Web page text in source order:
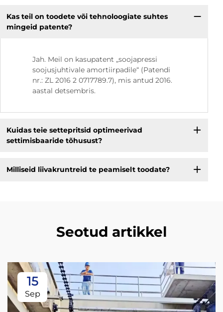
Kas teil on toodete või tehnoloogiate suhtes
mingeid patente?
Jah. Meil on kasupatent „soojapressi
soojusjuhtivale amortiirpadile“ (Patendi
nr.: ZL 2016 2 0717789.7), mis antud 2016.
aastal detsembris.
Kuidas teie settepritsid optimeerivad
settimisbaaride tõhusust?
Milliseid liivakruntreid te peamiselt toodate?
Seotud artikkel
15
Sep